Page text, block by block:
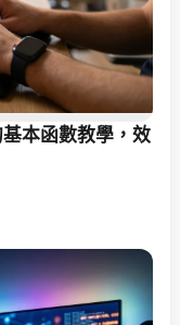
本函數教學，效